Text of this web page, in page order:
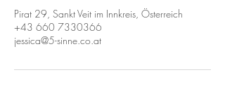
Pirat 29, Sankt Veit im Innkreis, Österreich
+43 660 7330366
jessica@5-sinne.co.at